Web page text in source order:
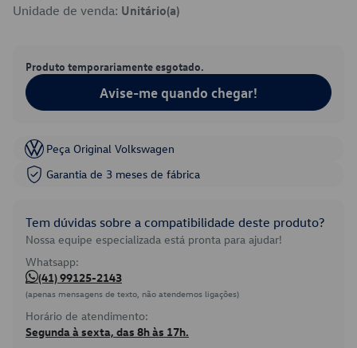
Unidade de venda: Unitário(a)
Produto temporariamente esgotado.
Avise-me quando chegar!
Peça Original Volkswagen
Garantia de 3 meses de fábrica
Tem dúvidas sobre a compatibilidade deste produto?
Nossa equipe especializada está pronta para ajudar!
Whatsapp:
(41) 99125-2143
(apenas mensagens de texto, não atendemos ligações)
Horário de atendimento:
Segunda à sexta, das 8h às 17h.